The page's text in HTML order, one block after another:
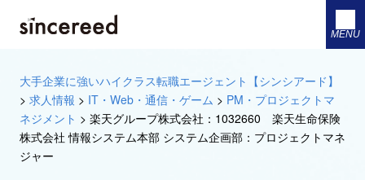
MENU
大手企業に強いハイクラス転職エージェント【シンシアード】
> 求人情報 > IT・Web・通信・ゲーム > PM・プロジェクトマ
ネジメント > 楽天グループ株式会社：1032660 楽天生命保険
株式会社 情報システム本部 システム企画部：プロジェクトマネ
ジャー